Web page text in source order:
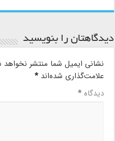
دیدگاهتان را بنویسید
نشانی ایمیل شما منتشر
علامت‌گذاری شده‌اند*
دیدگاه*